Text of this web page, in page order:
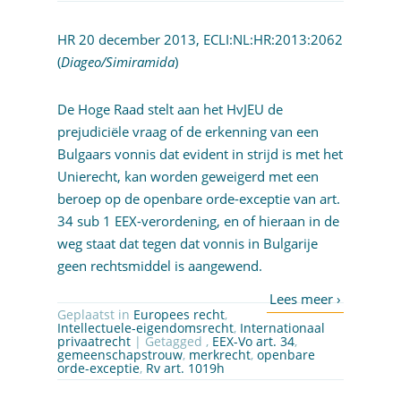
HR 20 december 2013, ECLI:NL:HR:2013:2062
(Diageo/Simiramida)
De Hoge Raad stelt aan het HvJEU de
prejudiciële vraag of de erkenning van een
Bulgaars vonnis dat evident in strijd is met het
Unierecht, kan worden geweigerd met een
beroep op de openbare orde-exceptie van art.
34 sub 1 EEX-verordening, en of hieraan in de
weg staat dat tegen dat vonnis in Bulgarije
geen rechtsmiddel is aangewend.
Geplaatst in Europees recht,
Intellectuele-eigendomsrecht, Internationaal
privaatrecht | Getagged , EEX-Vo art. 34,
gemeenschapstrouw, merkrecht, openbare
orde-exceptie, Rv art. 1019h